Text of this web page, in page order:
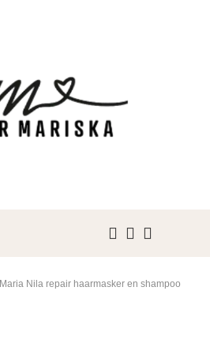
Maria Nila repair haarmasker en shampoo